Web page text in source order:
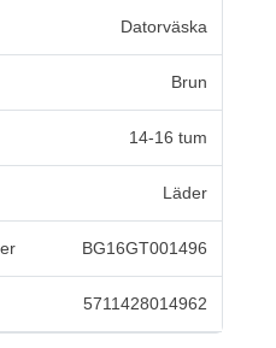
Datorväska
Brun
14-16 tum
Läder
BG16GT001496
5711428014962